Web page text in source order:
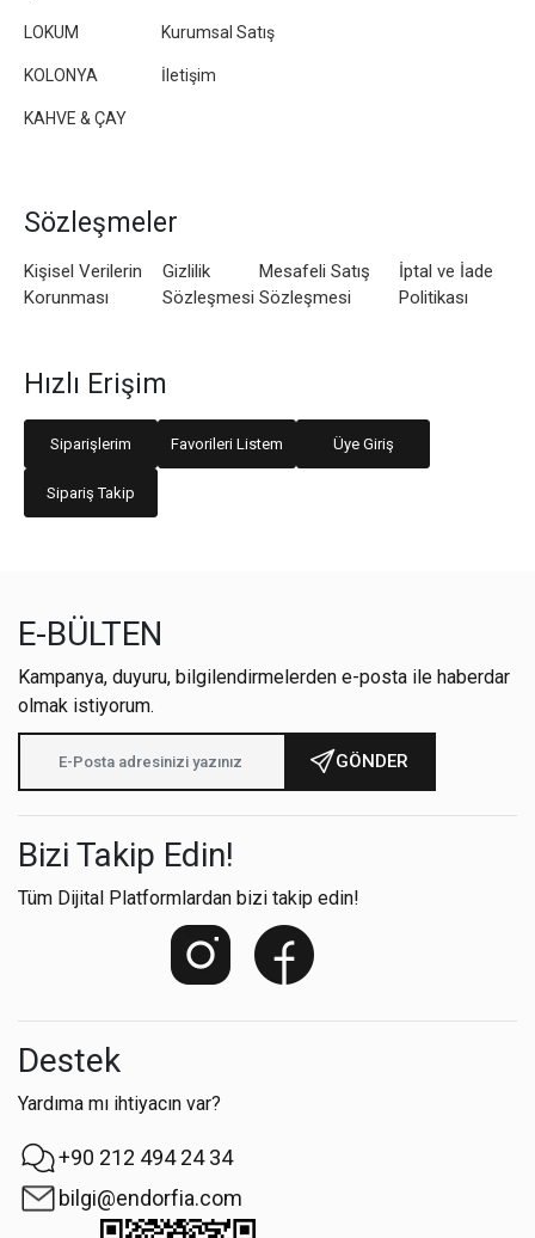
LOKUM
KOLONYA
KAHVE & ÇAY
Kurumsal Satış
İletişim
Sözleşmeler
Kişisel Verilerin
Korunması
Gizlilik
Sözleşmesi
Mesafeli Satış
Sözleşmesi
İptal ve İade
Politikası
Hızlı Erişim
Siparişlerim Favorileri Listem Üye Giriş
Sipariş Takip
E-BÜLTEN
Kampanya, duyuru, bilgilendirmelerden e-posta ile haberdar
olmak istiyorum.
GÖNDER
Bizi Takip Edin!
Tüm Dijital Platformlardan bizi takip edin!
Destek
Yardıma mı ihtiyacın var?
+90 212 494 24 34
bilgi@endorfia.com